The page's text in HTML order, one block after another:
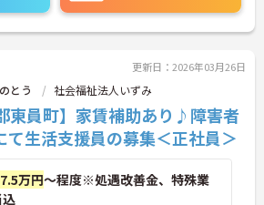
更新日：2026年03月26日
とう 社会福祉法人いずみ
東員町】家賃補助あり♪障害者
て生活支援員の募集＜正社員＞
万円～程度※処遇改善金、特殊業